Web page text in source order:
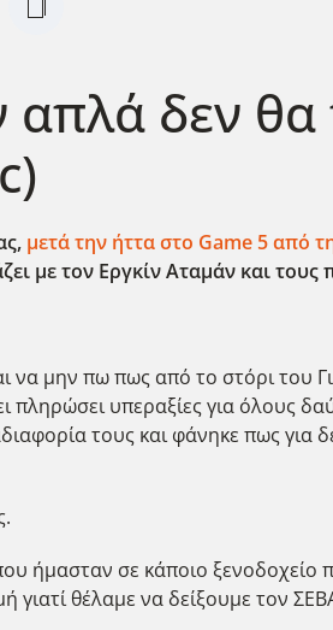
δεν
μετά την ήττα στο Game 5 από
με τον Εργκίν Αταμάν και τους
να μην πω πως από το στόρι του
πληρώσει υπεραξίες για όλους
τους και φάνηκε πως για
ήμασταν σε κάποιο
γιατί θέλαμε να δείξουμε τον